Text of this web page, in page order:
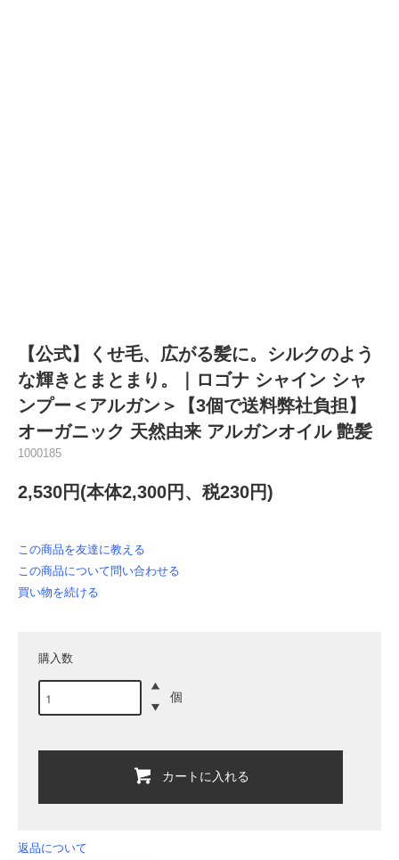
【公式】くせ毛、広がる髪に。シルクのよう
な輝きとまとまり。｜ロゴナ シャイン シャ
ンプー＜アルガン＞【3個で送料弊社負担】
オーガニック 天然由来 アルガンオイル 艶髪
1000185
2,530円(本体2,300円、税230円)
この商品を友達に教える
この商品について問い合わせる
買い物を続ける
購入数
個
カートに入れる
返品について